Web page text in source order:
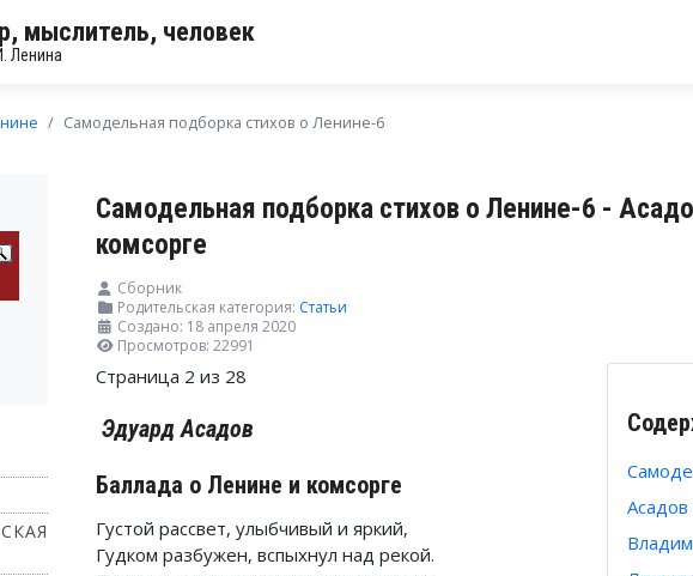
мыслитель, человек
Ленина
Самодельная подборка стихов о Ленине-6
Самодельная подборка стихов о Ленине-6 -
комсорге
Сборник
Родительская категория: Статьи
Создано: 18 апреля 2020
Просмотров: 22991
Страница 2 из 28
Эдуард Асадов
Баллада о Ленине и комсорге
Густой рассвет, улыбчивый и яркий,
Гудком разбужен, вспыхнул над рекой.